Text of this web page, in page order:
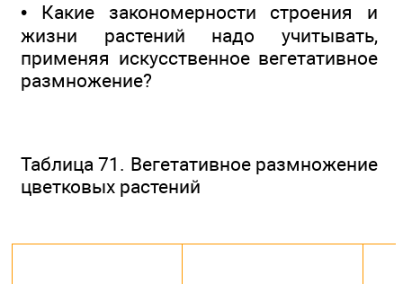
• Какие закономерности строения и
жизни растений надо учитывать,
применяя искусственное вегетативное
размножение?
Таблица 71. Вегетативное размножение
цветковых растений